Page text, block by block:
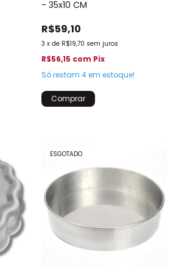
- 35x10 CM
R$59,10
3 x de R$19,70 sem juros
R$56,15 com Pix
Só restam 4em estoque!
ESGOTADO